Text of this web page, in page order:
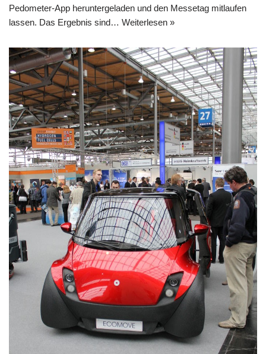
Pedometer-App heruntergeladen und den Messetag mitlaufen
lassen. Das Ergebnis sind… Weiterlesen »